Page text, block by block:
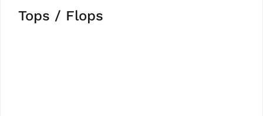
Tops / Flops